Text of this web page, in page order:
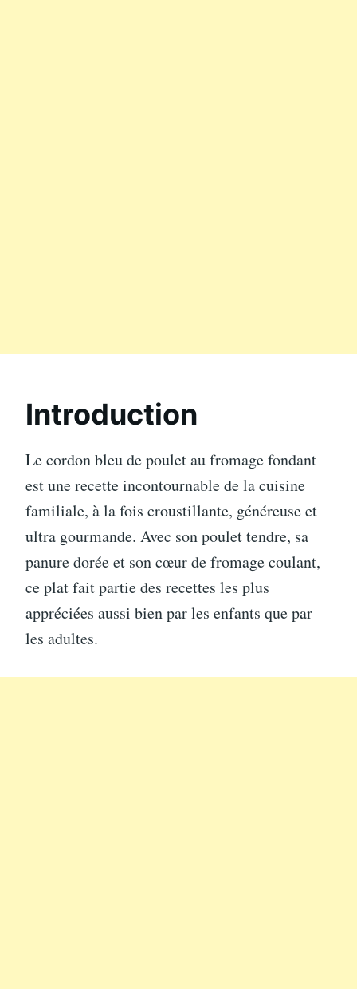
Introduction
Le cordon bleu de poulet au fromage fondant
est une recette incontournable de la cuisine
familiale, à la fois croustillante, généreuse et
ultra gourmande. Avec son poulet tendre, sa
panure dorée et son cœur de fromage coulant,
ce plat fait partie des recettes les plus
appréciées aussi bien par les enfants que par
les adultes.